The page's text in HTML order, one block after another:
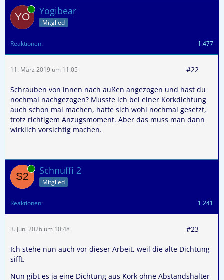
Online Yogibear
Mitglied
Reaktionen 1.477
11. März 2019 um 11:05 #22
Schrauben von innen nach außen angezogen und hast du
nochmal nachgezogen? Musste ich bei einer Korkdichtung
auch schon mal machen, hatte sich wohl nochmal gesetzt,
trotz richtigem Anzugsmoment. Aber das muss man dann
wirklich vorsichtig machen.
Online Schnuffi 2
Mitglied
Reaktionen 1.241
3. Juni 2026 um 10:48 #23
Ich stehe nun auch vor dieser Arbeit, weil die alte Dichtung
sifft.
Nun gibt es ja eine Dichtung aus Kork ohne Abstandshalter